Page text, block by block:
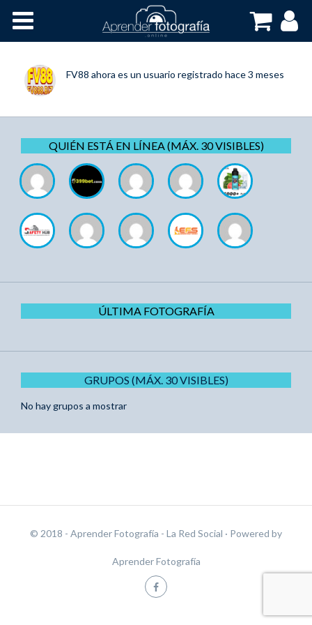
FV88 ahora es un usuario registrado hace 3 meses
QUIÉN ESTÁ EN LÍNEA (MÁX. 30 VISIBLES)
ÚLTIMA FOTOGRAFÍA
GRUPOS (MÁX. 30 VISIBLES)
No hay grupos a mostrar
© 2018 - Aprender Fotografía - La Red Social · Powered by
Aprender Fotografía